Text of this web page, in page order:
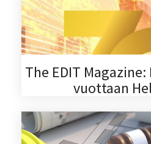
The EDIT
vuottaan